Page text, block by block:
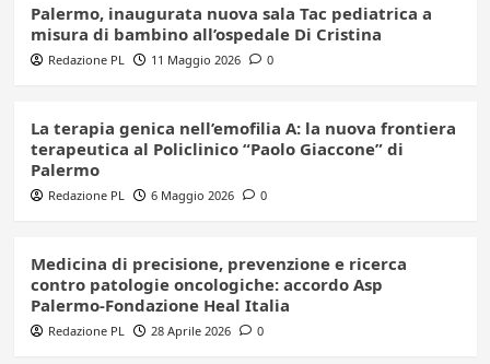
Palermo, inaugurata nuova sala Tac pediatrica a
misura di bambino all’ospedale Di Cristina
Redazione PL 11 Maggio 2026 0
La terapia genica nell’emofilia A: la nuova frontiera
terapeutica al Policlinico “Paolo Giaccone” di
Palermo
Redazione PL 6 Maggio 2026 0
Medicina di precisione, prevenzione e ricerca
contro patologie oncologiche: accordo Asp
Palermo-Fondazione Heal Italia
Redazione PL 28 Aprile 2026 0